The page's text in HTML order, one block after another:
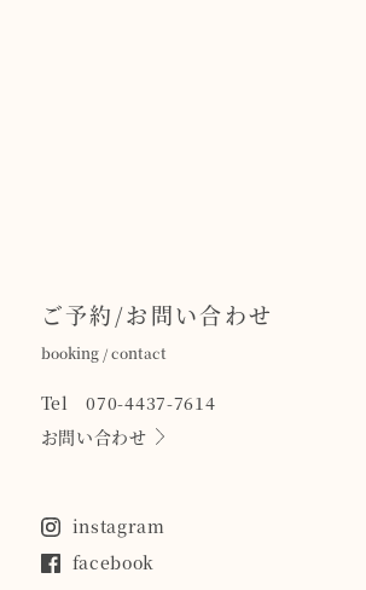
ご予約/お問い合わせ
booking / contact
Tel 070-4437-7614
お問い合わせ
instagram
facebook